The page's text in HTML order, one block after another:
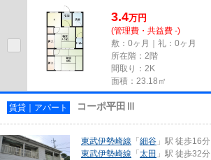
高い徒歩10分の物件です。こち...
3.4万円
(管理費・共益費 -)
敷：0ヶ月｜礼：0ヶ月
所在階：2階
間取り：2K
面積：23.18㎡
賃貸｜アパート コーポ平田Ⅲ
東武伊勢崎線 「 細谷 」駅 徒歩16分
東武伊勢崎線 「 太田 」駅 徒歩32分